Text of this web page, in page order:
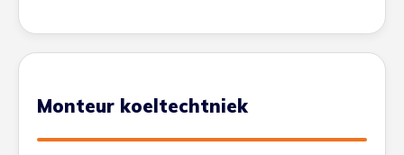
Monteur koeltechtniek